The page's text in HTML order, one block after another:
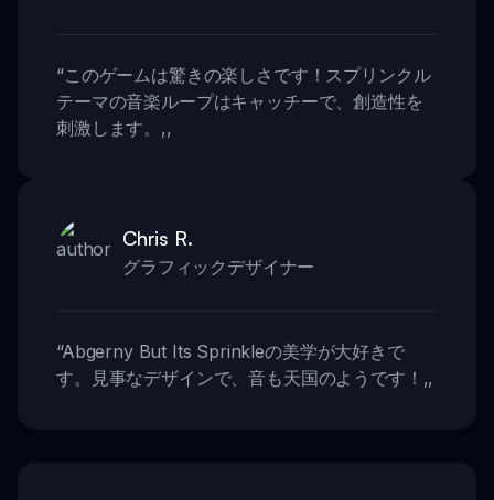
“このゲームは驚きの楽しさです！スプリンクル
テーマの音楽ループはキャッチーで、創造性を
刺激します。 ,,
Chris R.
グラフィックデザイナー
“Abgerny But Its Sprinkleの美学が大好きで
す。見事なデザインで、音も天国のようです！ ,,